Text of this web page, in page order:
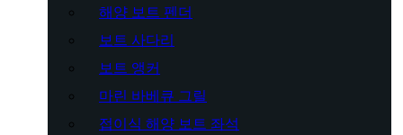
해양 보트 펜더
보트 사다리
보트 앵커
마린 바베큐 그릴
접이식 해양 보트 좌석